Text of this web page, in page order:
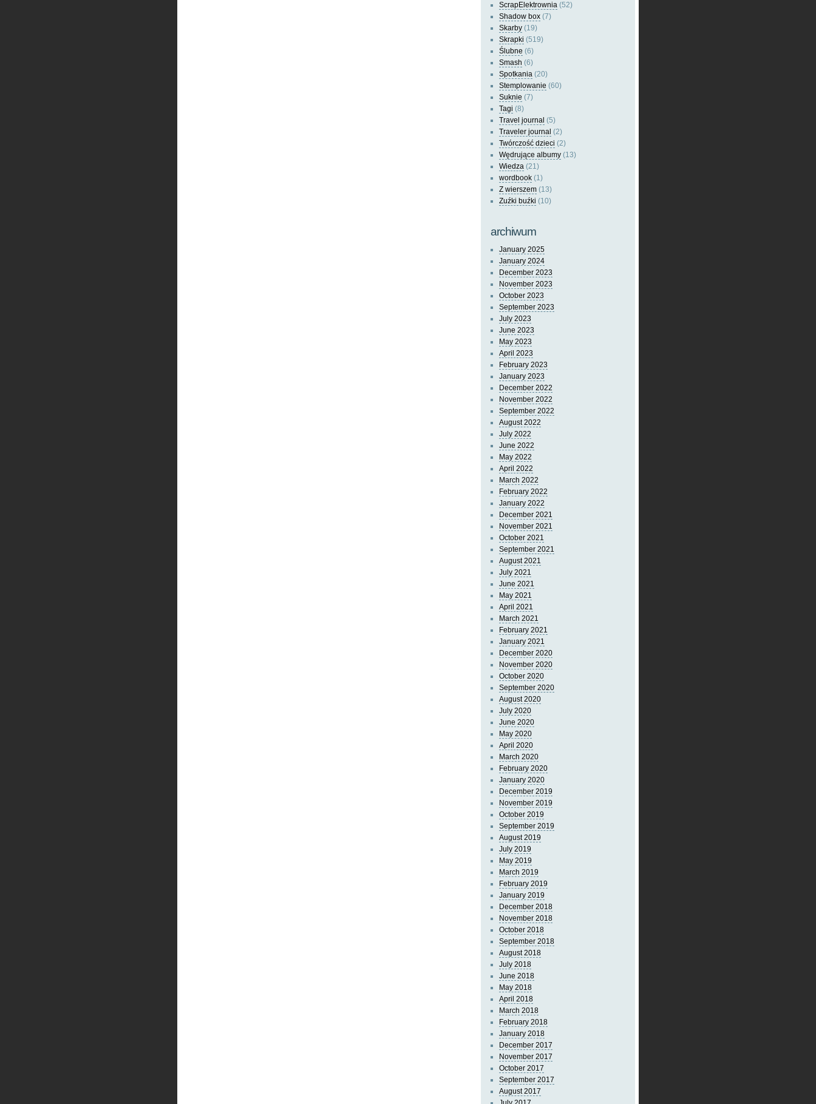
ScrapElektrownia (52)
Shadow box (7)
Skarby (19)
Skrapki (519)
Ślubne (6)
Smash (6)
Spotkania (20)
Stemplowanie (60)
Suknie (7)
Tagi (8)
Travel journal (5)
Traveler journal (2)
Twórczość dzieci (2)
Wędrujące albumy (13)
Wiedza (21)
wordbook (1)
Z wierszem (13)
Zuźki buźki (10)
archiwum
January 2025
January 2024
December 2023
November 2023
October 2023
September 2023
July 2023
June 2023
May 2023
April 2023
February 2023
January 2023
December 2022
November 2022
September 2022
August 2022
July 2022
June 2022
May 2022
April 2022
March 2022
February 2022
January 2022
December 2021
November 2021
October 2021
September 2021
August 2021
July 2021
June 2021
May 2021
April 2021
March 2021
February 2021
January 2021
December 2020
November 2020
October 2020
September 2020
August 2020
July 2020
June 2020
May 2020
April 2020
March 2020
February 2020
January 2020
December 2019
November 2019
October 2019
September 2019
August 2019
July 2019
May 2019
March 2019
February 2019
January 2019
December 2018
November 2018
October 2018
September 2018
August 2018
July 2018
June 2018
May 2018
April 2018
March 2018
February 2018
January 2018
December 2017
November 2017
October 2017
September 2017
August 2017